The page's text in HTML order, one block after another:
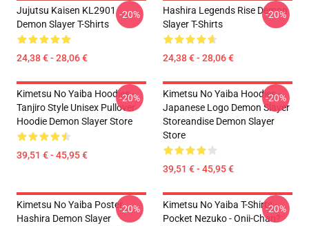
Jujutsu Kaisen KL2901
Demon Slayer T-Shirts
24,38 € - 28,06 €
-20%
Hashira Legends Rise Demon
Slayer T-Shirts
24,38 € - 28,06 €
-20%
Kimetsu No Yaiba Hoodies -
Tanjiro Style Unisex Pullover
Hoodie Demon Slayer Store
39,51 € - 45,95 €
-20%
Kimetsu No Yaiba Hoodies -
Japanese Logo Demon Slayer
Storeandise Demon Slayer
Store
39,51 € - 45,95 €
-20%
Kimetsu No Yaiba Poster
Hashira Demon Slayer
-20%
Kimetsu No Yaiba T-Shirts -
Pocket Nezuko - Onii-Chan?
-20%